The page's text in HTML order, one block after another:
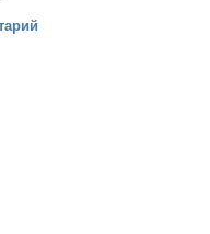
меньшинствам хуже,